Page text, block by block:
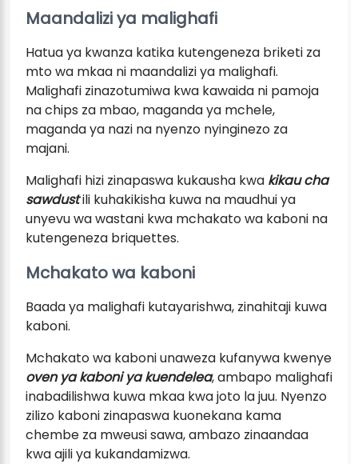
Maandalizi ya malighafi
Hatua ya kwanza katika kutengeneza briketi za
mto wa mkaa ni maandalizi ya malighafi.
Malighafi zinazotumiwa kwa kawaida ni pamoja
na chips za mbao, maganda ya mchele,
maganda ya nazi na nyenzo nyinginezo za
majani.
Malighafi hizi zinapaswa kukausha kwa kikau cha
sawdustili kuhakikisha kuwa na maudhui ya
unyevu wa wastani kwa mchakato wa kaboni na
kutengeneza briquettes.
Mchakato wa kaboni
Baada ya malighafi kutayarishwa, zinahitaji kuwa
kaboni.
Mchakato wa kaboni unaweza kufanywa kwenye
oven ya kaboni ya kuendelea, ambapo malighafi
inabadilishwa kuwa mkaa kwa joto la juu. Nyenzo
zilizo kaboni zinapaswa kuonekana kama
chembe za mweusi sawa, ambazo zinaandaa
kwa ajili ya kukandamizwa.